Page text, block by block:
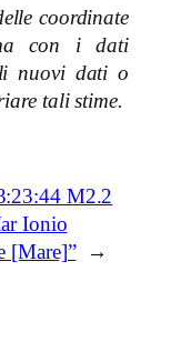
coordinate
con i dati
nuovi dati o
tali stime.
M2.2
Ionio
[Mare]”
→